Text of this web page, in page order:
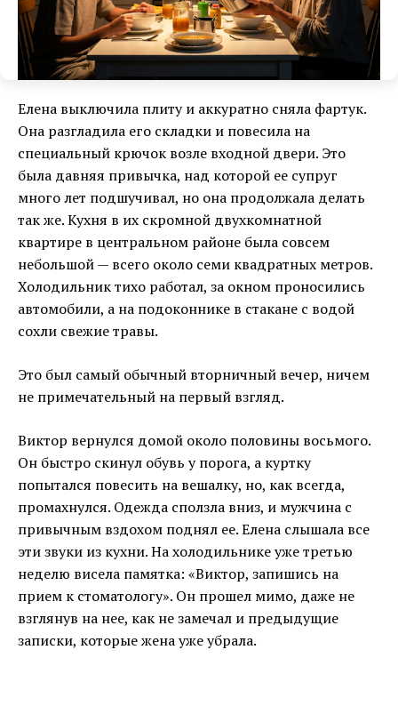
Елена выключила плиту и аккуратно сняла фартук.
Она разгладила его складки и повесила на
специальный крючок возле входной двери. Это
была давняя привычка, над которой ее супруг
много лет подшучивал, но она продолжала делать
так же. Кухня в их скромной двухкомнатной
квартире в центральном районе была совсем
небольшой — всего около семи квадратных метров.
Холодильник тихо работал, за окном проносились
автомобили, а на подоконнике в стакане с водой
сохли свежие травы.
Это был самый обычный вторничный вечер, ничем
не примечательный на первый взгляд.
Виктор вернулся домой около половины восьмого.
Он быстро скинул обувь у порога, а куртку
попытался повесить на вешалку, но, как всегда,
промахнулся. Одежда сползла вниз, и мужчина с
привычным вздохом поднял ее. Елена слышала все
эти звуки из кухни. На холодильнике уже третью
неделю висела памятка: «Виктор, запишись на
прием к стоматологу». Он прошел мимо, даже не
взглянув на нее, как не замечал и предыдущие
записки, которые жена уже убрала.